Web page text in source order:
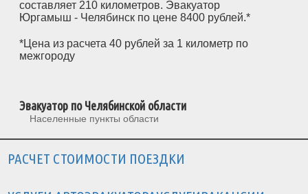
составляет 210 километров. Эвакуатор
Юргамыш - Челябинск по цене 8400 рублей.*
*Цена из расчета 40 рублей за 1 километр по
межгороду
Эвакуатор по Челябинской области
Населенные пункты области
РАСЧЕТ СТОИМОСТИ ПОЕЗДКИ